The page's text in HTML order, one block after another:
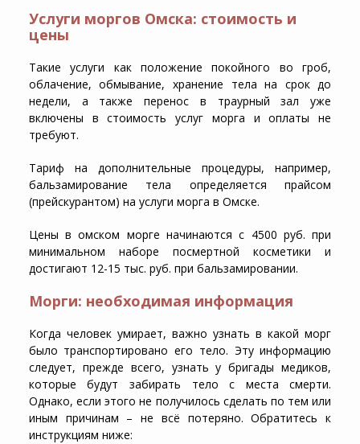
Услуги моргов Омска: стоимость и
цены
Такие услуги как положение покойного во гроб,
облачение, обмывание, хранение тела на срок до
недели, а также перенос в траурный зал уже
включены в стоимость услуг морга и оплаты не
требуют.
Тариф на дополнительные процедуры, например,
бальзамирование тела определяется прайсом
(прейскурантом) на услуги морга в Омске.
Цены в омском морге начинаются с 4500 руб. при
минимальном наборе посмертной косметики и
достигают 12-15 тыс. руб. при бальзамировании.
Морги: необходимая информация
Когда человек умирает, важно узнать в какой морг
было транспортировано его тело. Эту информацию
следует, прежде всего, узнать у бригады медиков,
которые будут забирать тело с места смерти.
Однако, если этого не получилось сделать по тем или
иным причинам – не всё потеряно. Обратитесь к
инструкциям ниже: